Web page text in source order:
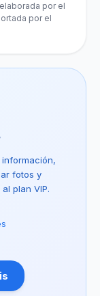
por el
por el
fotos y
plan VIP.